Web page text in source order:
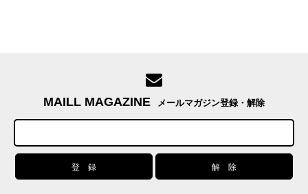
MAILL MAGAZINE メールマガジン登録・解除